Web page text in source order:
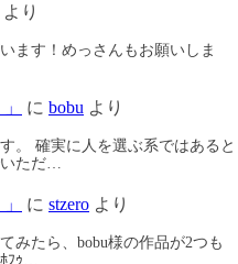
より
ます！めっさんもお願いしま
に bobu より
。 確実に人を選ぶ系ではあると
いただ…
に stzero より
みたら、bobu様の作品が2つも
ﾌｩ…